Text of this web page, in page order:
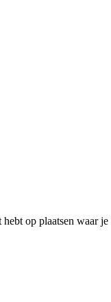
op plaatsen waar